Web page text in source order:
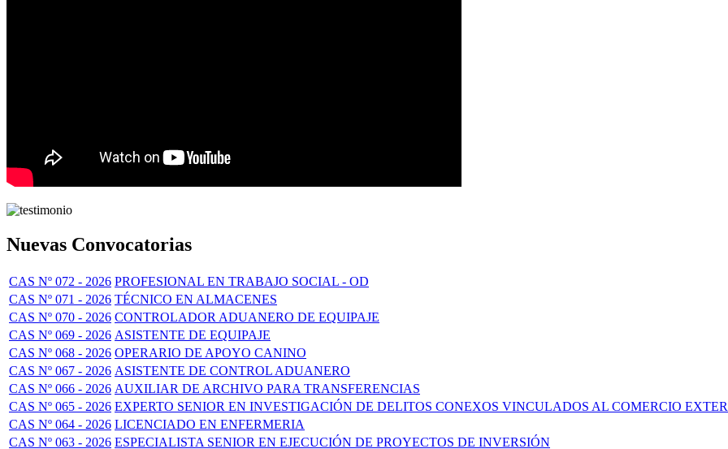
Nuevas Convocatorias
CAS Nº 072 - 2026 PROFESIONAL EN TRABAJO SOCIAL - OD
CAS Nº 071 - 2026 TÉCNICO EN ALMACENES
CAS Nº 070 - 2026 CONTROLADOR ADUANERO DE EQUIPAJE
CAS Nº 069 - 2026 ASISTENTE DE EQUIPAJE
CAS Nº 068 - 2026 OPERARIO DE APOYO CANINO
CAS Nº 067 - 2026 ASISTENTE DE CONTROL ADUANERO
CAS Nº 066 - 2026 AUXILIAR DE ARCHIVO PARA TRANSFERENCIAS
CAS Nº 065 - 2026 EXPERTO SENIOR EN INVESTIGACIÓN DE DELITOS CONEXOS VINCULADOS AL COMERCIO
CAS Nº 064 - 2026 LICENCIADO EN ENFERMERIA
CAS Nº 063 - 2026 ESPECIALISTA SENIOR EN EJECUCIÓN DE PROYECTOS DE INVERSIÓN